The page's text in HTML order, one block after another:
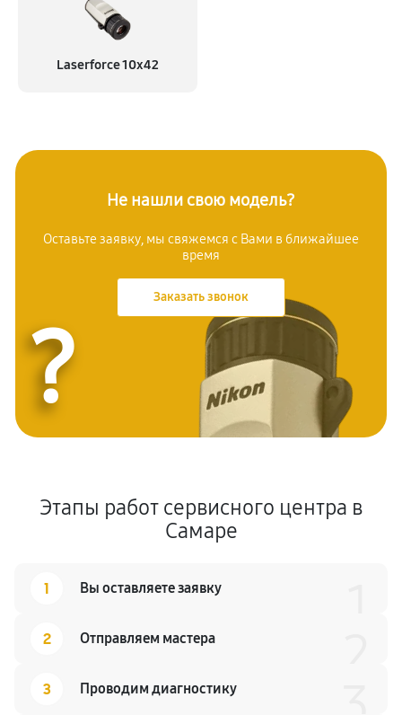
Laserforce 10x42
Не нашли свою модель?
Оставьте заявку, мы свяжемся с Вами в ближайшее
время
Заказать звонок
?
Этапы работ сервисного центра в
Самаре
1 Вы оставляете заявку
2 Отправляем мастера
3 Проводим диагностику